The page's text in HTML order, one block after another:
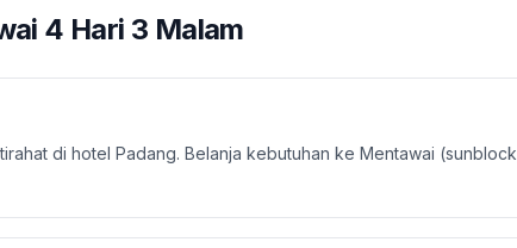
4 Hari 3 Malam
di hotel Padang. Belanja kebutuhan ke Mentawai (sunblock,